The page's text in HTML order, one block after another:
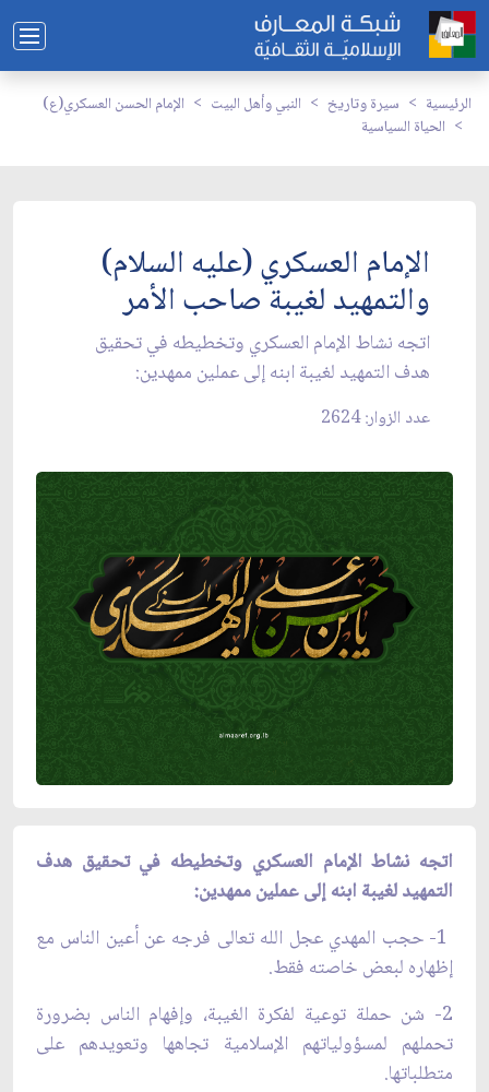
الرئيسية سيرة وتاريخ النبي وأهل البيت
الإمام الحسن العسكري(ع)
الحياة السياسية
الإمام العسكري (عليه السلام)
والتمهيد لغيبة صاحب الأمر
اتجه نشاط الإمام العسكري وتخطيطه في تحقيق
هدف التمهيد لغيبة ابنه إلى عملين ممهدين:
عدد الزوار: 2624
اتجه نشاط الإمام العسكري وتخطيطه في تحقيق هدف
التمهيد لغيبة ابنه إلى عملين ممهدين:
1- حجب المهدي عجل الله تعالى فرجه عن أعين الناس مع
إظهاره لبعض خاصته فقط.
2- شن حملة توعية لفكرة الغيبة، وإفهام الناس بضرورة
تحملهم لمسؤولياتهم الإسلامية تجاهها وتعويدهم على
متطلباتها.